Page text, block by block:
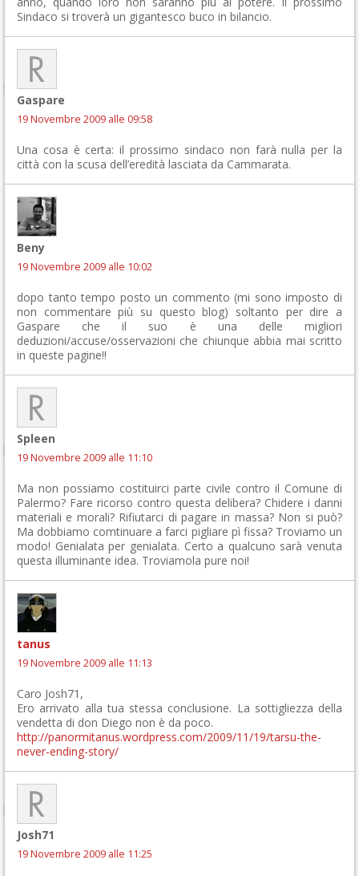
Sindaco si troverà un gigantesco buco in bilancio.
Gaspare
19 Novembre 2009 alle 09:58
Una cosa è certa: il prossimo sindaco non farà nulla per la
città con la scusa dell’eredità lasciata da Cammarata.
Beny
19 Novembre 2009 alle 10:02
dopo tanto tempo posto un commento (mi sono imposto di
non commentare più su questo blog) soltanto per dire a
Gaspare che il suo è una delle migliori
deduzioni/accuse/osservazioni che chiunque abbia mai scritto
in queste pagine!!
Spleen
19 Novembre 2009 alle 11:10
Ma non possiamo costituirci parte civile contro il Comune di
Palermo? Fare ricorso contro questa delibera? Chidere i danni
materiali e morali? Rifiutarci di pagare in massa? Non si può?
Ma dobbiamo comtinuare a farci pigliare pì fissa? Troviamo un
modo! Genialata per genialata. Certo a qualcuno sarà venuta
questa illuminante idea. Troviamola pure noi!
tanus
19 Novembre 2009 alle 11:13
Caro Josh71,
Ero arrivato alla tua stessa conclusione. La sottigliezza della
vendetta di don Diego non è da poco.
http://panormitanus.wordpress.com/2009/11/19/tarsu-the-
never-ending-story/
Josh71
19 Novembre 2009 alle 11:25